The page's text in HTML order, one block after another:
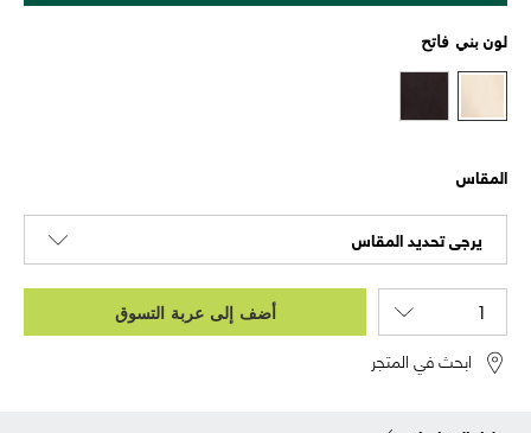
لون بني فاتح
المقاس
يرجى تحديد المقاس
أضف إلى عربة التسوق
ابحث في المتجر